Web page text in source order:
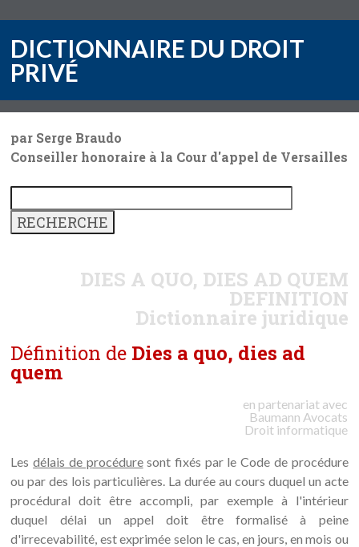
DICTIONNAIRE DU DROIT
PRIVÉ
par Serge Braudo
Conseiller honoraire à la Cour d'appel de Versailles
DIES A QUO, DIES AD QUEM
DEFINITION
Dictionnaire juridique
Définition de Dies a quo, dies ad
quem
en partenariat avec
Baumann Avocats
Droit informatique
Lesdélais de procéduresont fixés par le Code de procédure
ou par des lois particulières. La durée au cours duquel un acte
procédural doit être accompli, par exemple à l'intérieur
duquel délai un appel doit être formalisé à peine
d'irrecevabilité, est exprimée selon le cas, en jours, en mois ou